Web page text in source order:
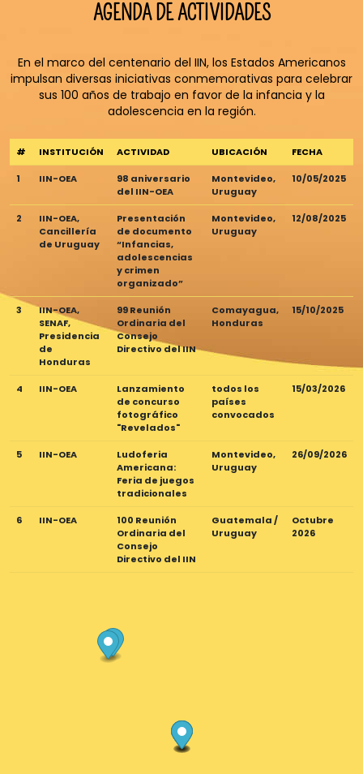
AGENDA DE ACTIVIDADES
En el marco del centenario del IIN, los Estados Americanos
impulsan diversas iniciativas conmemorativas para celebrar
sus 100 años de trabajo en favor de la infancia y la
adolescencia en la región.
# INSTITUCIÓN ACTIVIDAD UBICACIÓN FECHA
1 IIN-OEA
98 aniversario
del IIN-OEA
Montevideo,
Uruguay
10/05/2025
2
IIN-OEA,
Cancillería
de Uruguay
Presentación
de documento
“Infancias,
adolescencias
y crimen
organizado”
Montevideo,
Uruguay
12/08/2025
3
IIN-OEA,
SENAF,
Presidencia
de
Honduras
99 Reunión
Ordinaria del
Consejo
Directivo del IIN
Comayagua,
Honduras
15/10/2025
4 IIN-OEA
Lanzamiento
de concurso
fotográfico
"Revelados"
todos los
países
convocados
15/03/2026
5 IIN-OEA
Ludoferia
Americana:
Feria de juegos
tradicionales
Montevideo,
Uruguay
26/09/2026
6 IIN-OEA
100 Reunión
Ordinaria del
Consejo
Directivo del IIN
Guatemala /
Uruguay
Octubre
2026